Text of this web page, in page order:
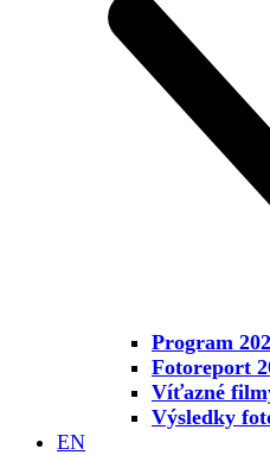
Program
Fotoreport
Víťazné
Výsledky
EN